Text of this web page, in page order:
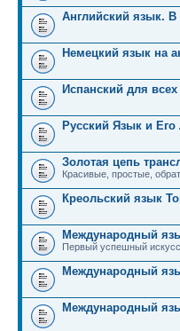
Английский язык.
Немецкий язык на
Испанский для всех
Русский Язык и Его
Золотая цепь
Красивые, простые,
Креольский язык
Международный
Первый успешный
Международный
Международный